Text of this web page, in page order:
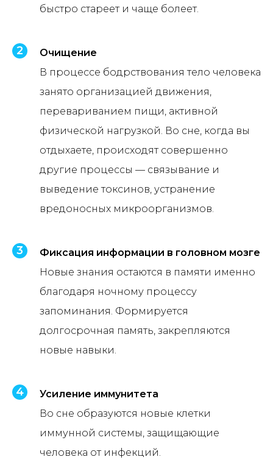
быстро стареет и чаще болеет.
Очищение
В процессе бодрствования тело человека
занято организацией движения,
перевариванием пищи, активной
физической нагрузкой. Во сне, когда вы
отдыхаете, происходят совершенно
другие процессы — связывание и
выведение токсинов, устранение
вредоносных микроорганизмов.
Фиксация информации в головном мозге
Новые знания остаются в памяти именно
благодаря ночному процессу
запоминания. Формируется
долгосрочная память, закрепляются
новые навыки.
Усиление иммунитета
Во сне образуются новые клетки
иммунной системы, защищающие
человека от инфекций.